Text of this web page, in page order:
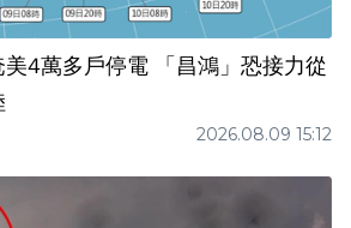
4萬多戶停電 「昌鴻」恐接力從
2026.08.09 15:12